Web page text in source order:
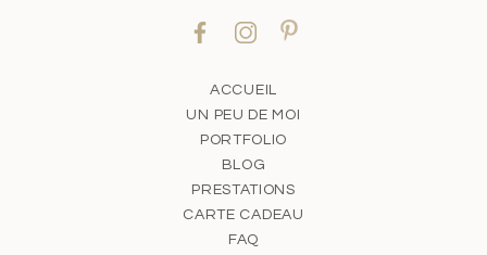
ACCUEIL
UN PEU DE MOI
PORTFOLIO
BLOG
PRESTATIONS
CARTE CADEAU
FAQ